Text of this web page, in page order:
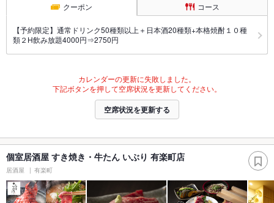
クーポン コース
【予約限定】通常ドリンク50種類以上＋日本酒20種類+本格焼酎１０種
類２H飲み放題4000円⇒2750円
カレンダーの更新に失敗しました。
下記ボタンを押して空席状況を更新してください。
空席状況を更新する
個室居酒屋 すき焼き・牛たん いぶり 有楽町店
居酒屋 有楽町